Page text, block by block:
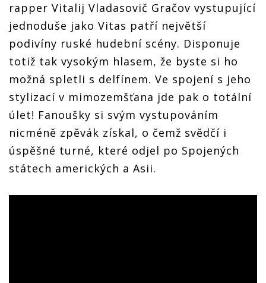
rapper Vitalij Vladasovič Gračov vystupující
jednoduše jako Vitas patří největší
podivíny ruské hudební scény. Disponuje
totiž tak vysokým hlasem, že byste si ho
možná spletli s delfínem. Ve spojení s jeho
stylizací v mimozemšťana jde pak o totální
úlet! Fanoušky si svým vystupováním
nicméně zpěvák získal, o čemž svědčí i
úspěšné turné, které odjel po Spojených
státech amerických a Asii.